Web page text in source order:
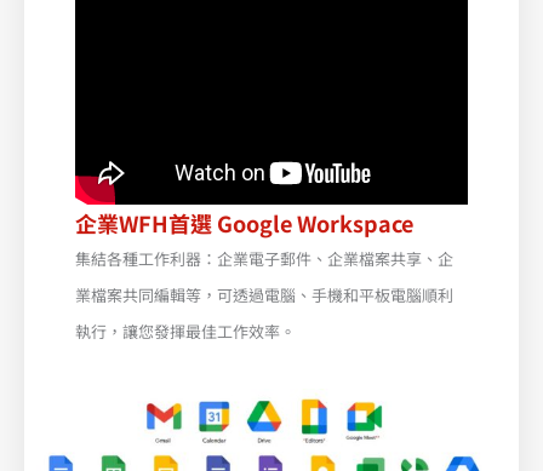
企業WFH首選 Google Workspace
集結各種工作利器：企業電子郵件、企業檔案共享、企
業檔案共同編輯等，可透過電腦、手機和平板電腦順利
執行，讓您發揮最佳工作效率。